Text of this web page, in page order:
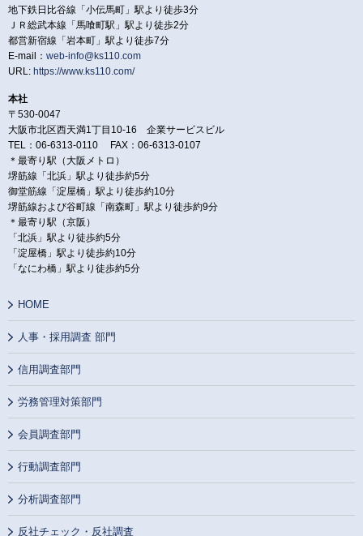
地下鉄日比谷線「小伝馬町」駅より徒歩3分
ＪＲ総武本線「馬喰町駅」駅より徒歩2分
都営新宿線「岩本町」駅より徒歩7分
E-mail： web-info@ks110.com
URL: https://www.ks110.com/
本社
〒530-0047
大阪市北区西天満1丁目10-16 企業サービスビル
TEL：06-6313-0110 FAX：06-6313-0107
＊最寄り駅（大阪メトロ）
堺筋線「北浜」駅より徒歩約5分
御堂筋線「淀屋橋」駅より徒歩約10分
堺筋線および谷町線「南森町」駅より徒歩約9分
＊最寄り駅（京阪）
「北浜」駅より徒歩約5分
「淀屋橋」駅より徒歩約10分
「なにわ橋」駅より徒歩約5分
HOME
人事・採用調査 部門
信用調査部門
労務管理対策部門
会員調査部門
行動調査部門
分析調査部門
反社チェック・反社調査